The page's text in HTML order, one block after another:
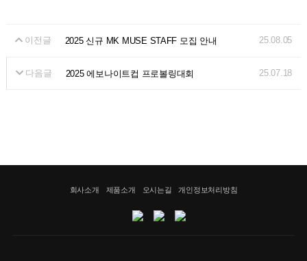
이전글 2025 신규 MK MUSE STAFF 모집 안내 25.08.05
다음글 2025 에보나이트컵 프로볼링대회 25.07.18
회사소개 제품소개 오시는길 개인정보처리방침